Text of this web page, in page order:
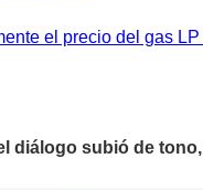
el precio del gas LP
diálogo subió de